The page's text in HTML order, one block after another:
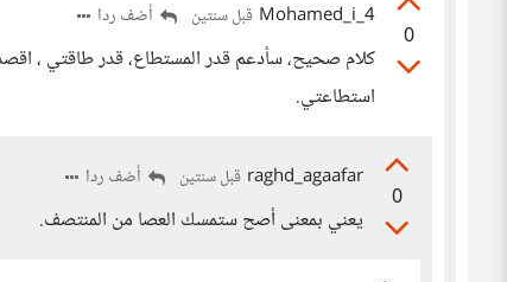
0
Mohamed_i_4 قبل سنتين أضف ردا
كلام صحيح، سأدعم قدر المستطاع، قدر طاقتي ،
استطاعتي.
0
raghd_agaafar قبل سنتين أضف ردا
يعني بمعنى أصح ستمسك العصا من المنتصف.